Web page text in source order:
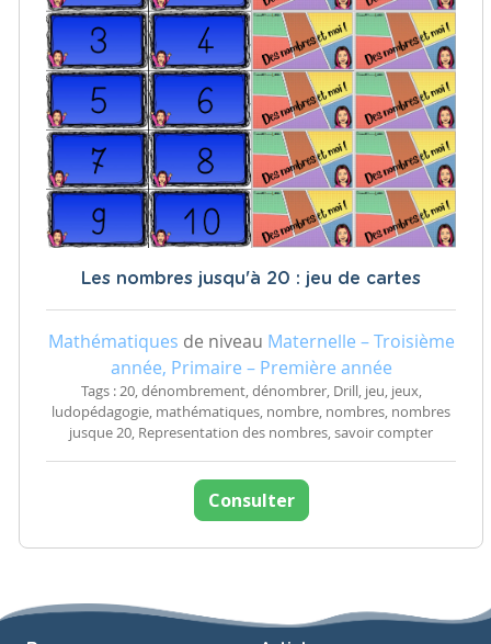
Les nombres jusqu'à 20 : jeu de cartes
Mathématiques de niveau Maternelle – Troisième
année, Primaire – Première année
Tags : 20, dénombrement, dénombrer, Drill, jeu, jeux,
ludopédagogie, mathématiques, nombre, nombres, nombres
jusque 20, Representation des nombres, savoir compter
Consulter